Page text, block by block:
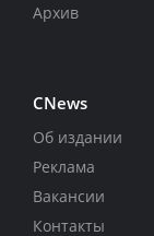
Архив
CNews
Об издании
Реклама
Вакансии
Контакты